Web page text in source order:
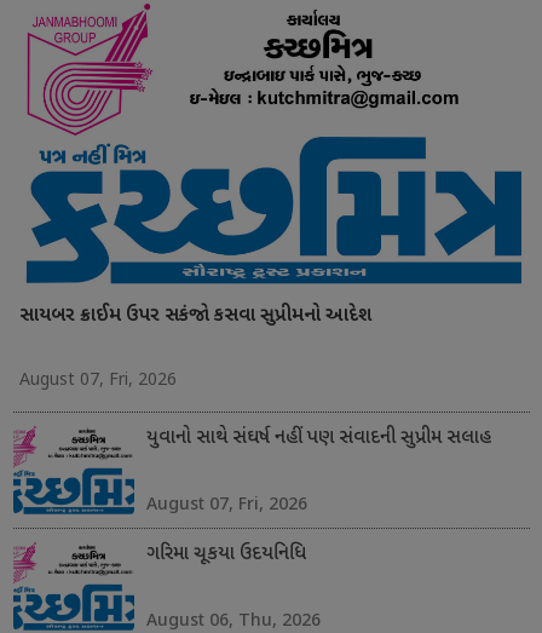
સાયબર ક્રાઈમ ઉપર સકંજો કસવા સુપ્રીમનો આદેશ
August 07, Fri, 2026
યુવાનો સાથે સંઘર્ષ નહીં પણ સંવાદની સુપ્રીમ સલાહ
August 07, Fri, 2026
ગરિમા ચૂકયા ઉદયનિધિ
August 06, Thu, 2026